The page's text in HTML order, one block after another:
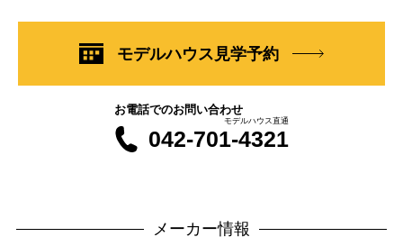
モデルハウス見学予約
お電話でのお問い合わせ
042-701-4321
モデルハウス直通
メーカー情報